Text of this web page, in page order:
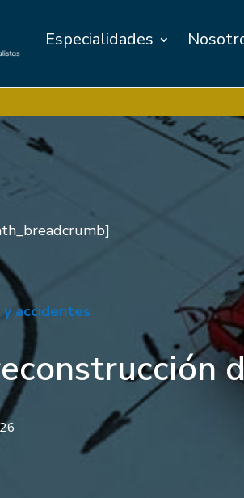
Especialidades
accidentes